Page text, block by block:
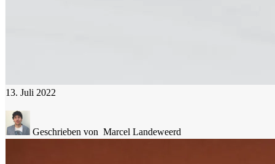
13. Juli 2022
Geschrieben von Marcel Landeweerd